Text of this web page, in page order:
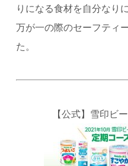
りになる食材を自分なり
万が一の際のセーフティ
た。
【公式】雪印ビ